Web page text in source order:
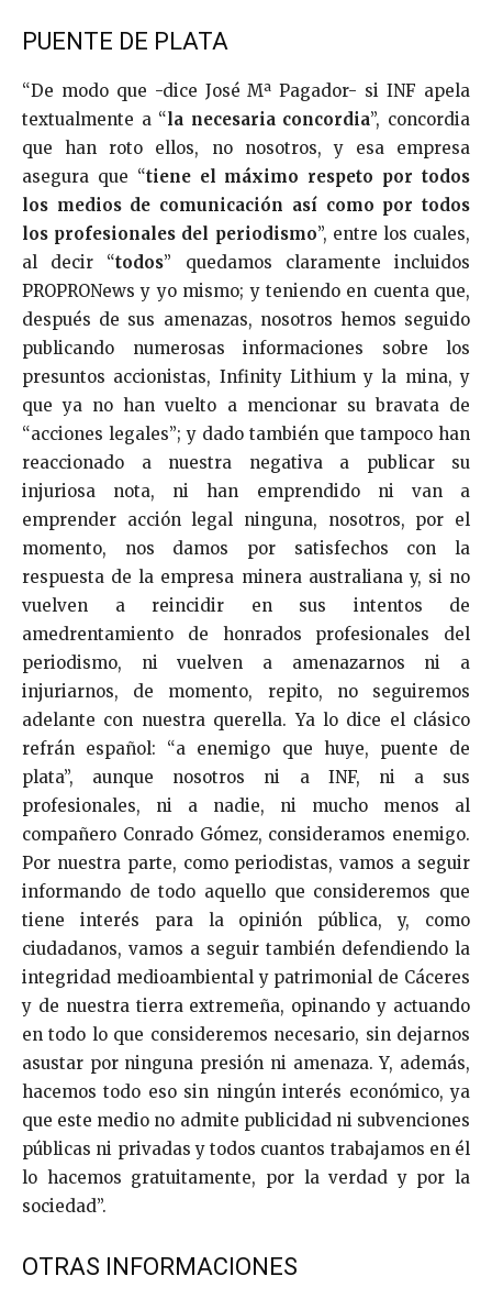
PUENTE DE PLATA
“De modo que -dice José Mª Pagador- si INF apela
textualmente a “la necesaria concordia”, concordia
que han roto ellos, no nosotros, y esa empresa
asegura que “tiene el máximo respeto por todos
los medios de comunicación así como por todos
los profesionales del periodismo”, entre los cuales,
al decir “todos” quedamos claramente incluidos
PROPRONews y yo mismo; y teniendo en cuenta que,
después de sus amenazas, nosotros hemos seguido
publicando numerosas informaciones sobre los
presuntos accionistas, Infinity Lithium y la mina, y
que ya no han vuelto a mencionar su bravata de
“acciones legales”; y dado también que tampoco han
reaccionado a nuestra negativa a publicar su
injuriosa nota, ni han emprendido ni van a
emprender acción legal ninguna, nosotros, por el
momento, nos damos por satisfechos con la
respuesta de la empresa minera australiana y, si no
vuelven a reincidir en sus intentos de
amedrentamiento de honrados profesionales del
periodismo, ni vuelven a amenazarnos ni a
injuriarnos, de momento, repito, no seguiremos
adelante con nuestra querella. Ya lo dice el clásico
refrán español: “a enemigo que huye, puente de
plata”, aunque nosotros ni a INF, ni a sus
profesionales, ni a nadie, ni mucho menos al
compañero Conrado Gómez, consideramos enemigo.
Por nuestra parte, como periodistas, vamos a seguir
informando de todo aquello que consideremos que
tiene interés para la opinión pública, y, como
ciudadanos, vamos a seguir también defendiendo la
integridad medioambiental y patrimonial de Cáceres
y de nuestra tierra extremeña, opinando y actuando
en todo lo que consideremos necesario, sin dejarnos
asustar por ninguna presión ni amenaza. Y, además,
hacemos todo eso sin ningún interés económico, ya
que este medio no admite publicidad ni subvenciones
públicas ni privadas y todos cuantos trabajamos en él
lo hacemos gratuitamente, por la verdad y por la
sociedad”.
OTRAS INFORMACIONES